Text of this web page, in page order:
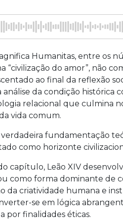
Humanitas, entre os
“civilização do amor”, não
ao final da reflexão
da condição histórica
relacional que culmina
vida comum.
verdadeira fundamentação
como horizonte
capítulo, Leão XIV
como forma dominante de
da criatividade humana e
se em lógica
por finalidades éticas.